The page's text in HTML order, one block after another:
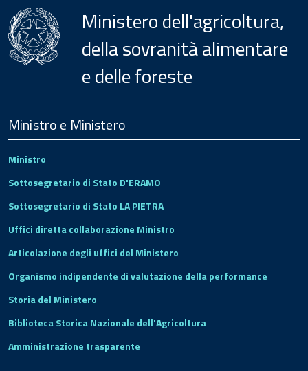
Ministero dell'agricoltura,
della sovranità alimentare
e delle foreste
Footer
Ministro e Ministero
Ministro
Sottosegretario di Stato D'ERAMO
Sottosegretario di Stato LA PIETRA
Uffici diretta collaborazione Ministro
Articolazione degli uffici del Ministero
Organismo indipendente di valutazione della performance
Storia del Ministero
Biblioteca Storica Nazionale dell'Agricoltura
Amministrazione trasparente